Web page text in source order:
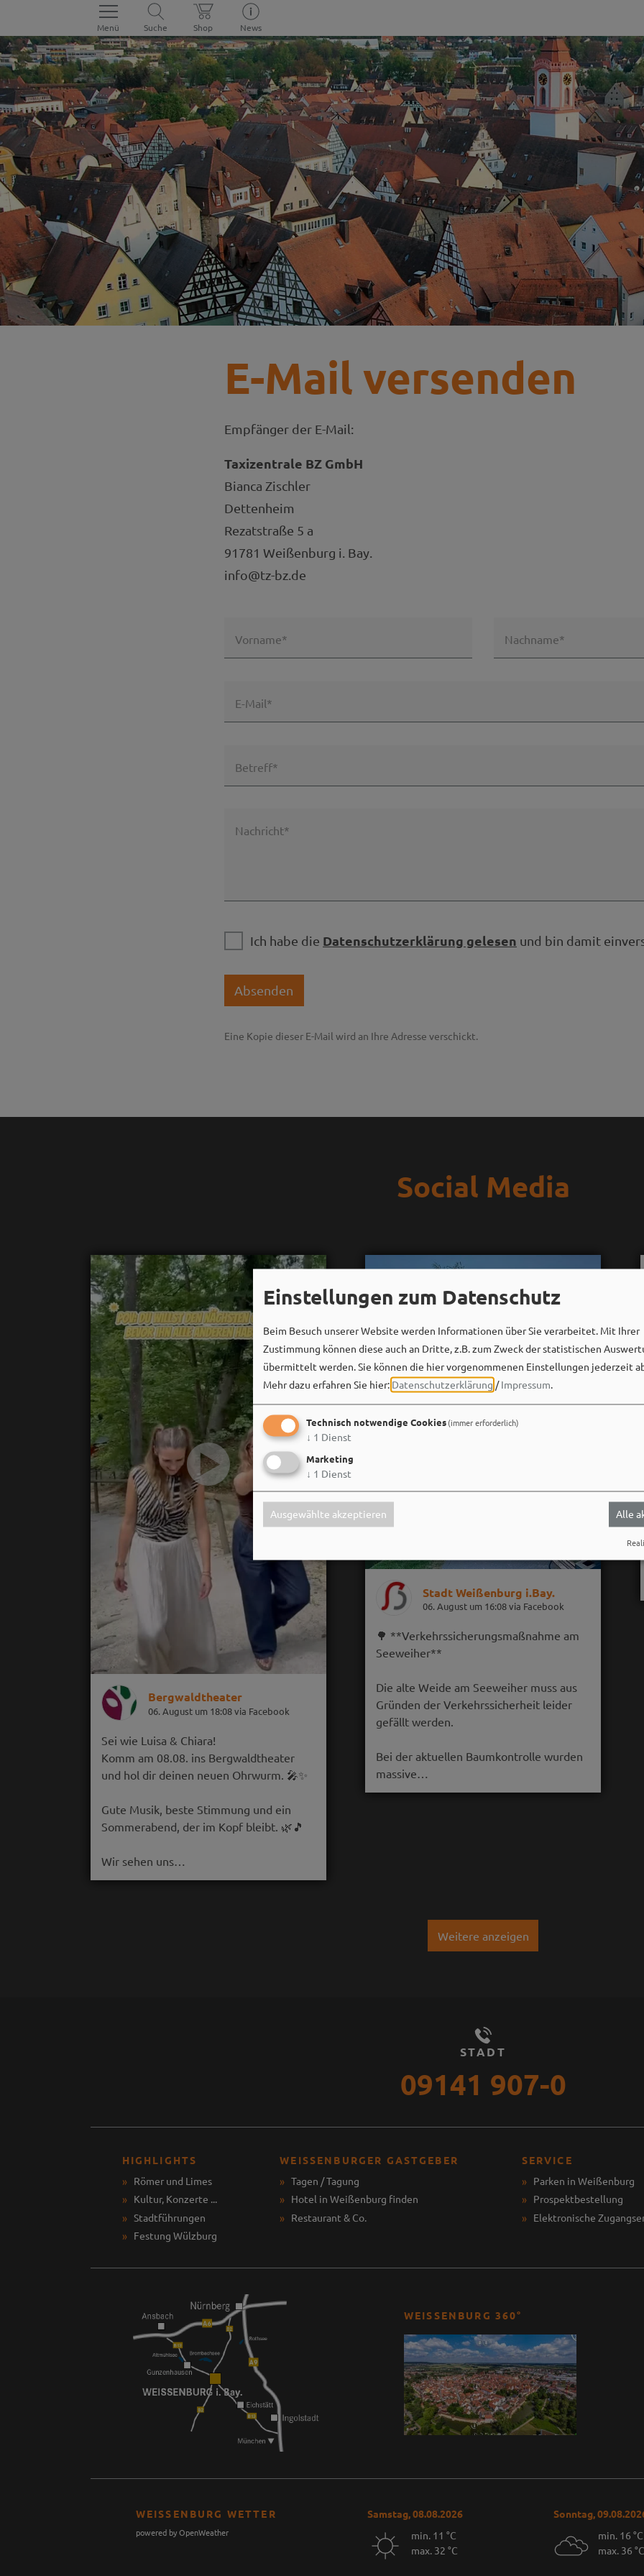
Menü Suche Shop News
E-Mail versenden
Empfänger der E-Mail:
Taxizentrale BZ GmbH
Bianca Zischler
Dettenheim
Rezatstraße 5 a
91781 Weißenburg i. Bay.
info@tz-bz.de
Vorname* Nachname*
E-Mail*
Betreff*
Nachricht*
Ich habe die Datenschutzerklärung gelesen und bin damit
Absenden
Eine Kopie dieser E-Mail wird an Ihre Adresse verschickt.
Social Media
Bergwaldtheater
06. August um 18:08 via Facebook
Sei wie Luisa & Chiara!
Komm am 08.08. ins Bergwaldtheater
und hol dir deinen neuen Ohrwurm. 🎤✨
Gute Musik, beste Stimmung und ein
Sommerabend, der im Kopf bleibt. 🌿🎵
Wir sehen uns…
Stadt Weißenburg i.Bay.
06. August um 16:08 via Facebook
🌳 **Verkehrssicherungsmaßnahme am
Seeweiher**
Die alte Weide am Seeweiher muss aus
Gründen der Verkehrssicherheit leider
gefällt werden.
Bei der aktuellen Baumkontrolle wurden
massive…
Weitere anzeigen
STADT
09141 907-0
HIGHLIGHTS
Römer und Limes
Kultur, Konzerte ...
Stadtführungen
Festung Wülzburg
WEISSENBURGER GASTGEBER
Tagen / Tagung
Hotel in Weißenburg finden
Restaurant & Co.
SERVICE
Parken in Weißenburg
Prospektbestellung
Elektronische
WEISSENBURG 360°
WEISSENBURG WETTER
powered by OpenWeather
Samstag, 08.08.2026
min. 11 °C
max. 32 °C
Sonntag,
min. 16 °C
max. 36 °C
Einstellungen zum Datenschutz
Beim Besuch unserer Website werden Informationen über Sie verarbeitet. Mit Ihrer
Zustimmung können diese auch an Dritte, z.B. zum Zweck der statistischen
übermittelt werden. Sie können die hier vorgenommenen Einstellungen jederzeit
Mehr dazu erfahren Sie hier: Datenschutzerklärung /Impressum.
Technisch notwendige Cookies(immer erforderlich)
↓ 1 Dienst
Marketing
↓ 1 Dienst
Ausgewählte akzeptieren Alle